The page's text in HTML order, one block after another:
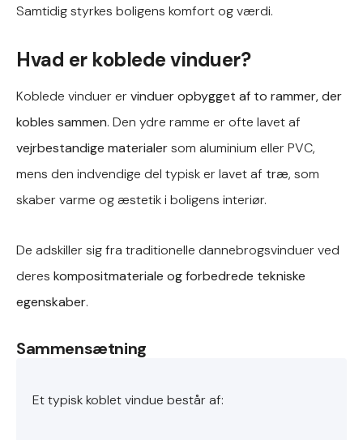
Samtidig styrkes boligens komfort og værdi.
Hvad er koblede vinduer?
Koblede vinduer ervinduer opbygget af to rammer, der
kobles sammen. Den ydre ramme er ofte lavet af
vejrbestandige materialersom aluminium eller PVC,
mens den indvendige del typisk er lavet af træ, som
skaber varme og æstetik i boligens interiør.
De adskiller sig fra traditionelle dannebrogsvinduer ved
deres kompositmateriale og forbedrede tekniske
egenskaber.
Sammensætning
Et typisk koblet vindue består af: